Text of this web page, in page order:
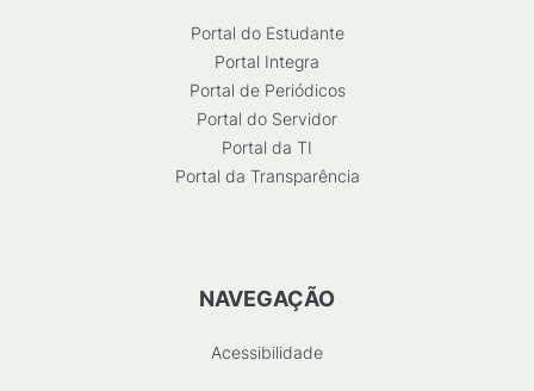
Portal do Estudante
Portal Integra
Portal de Periódicos
Portal do Servidor
Portal da TI
Portal da Transparência
NAVEGAÇÃO
Acessibilidade